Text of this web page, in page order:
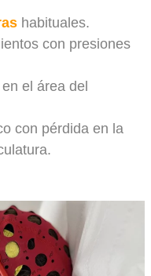
habituales.
con presiones
el área del
con pérdida en la